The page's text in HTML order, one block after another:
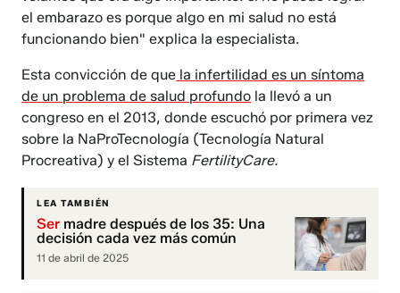
el embarazo es porque algo en mi salud no está
funcionando bien" explica la especialista.
Esta convicción de que la infertilidad es un síntoma
de un problema de salud profundo la llevó a un
congreso en el 2013, donde escuchó por primera vez
sobre la NaProTecnología (Tecnología Natural
Procreativa) y el Sistema FertilityCare.
LEA TAMBIÉN
Ser madre después de los 35: Una
decisión cada vez más común
11 de abril de 2025